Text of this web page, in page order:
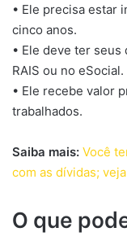
• Ele precisa estar
cinco anos.
• Ele deve ter
RAIS ou no eSocial.
• Ele recebe valor
trabalhados.
Saiba mais: Você
com as dívidas;
O que